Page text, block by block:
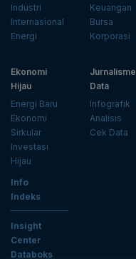
Industri
Internasional
Energi
Keuangan
Bursa
Korporasi
Ekonomi
Hijau
Energi Baru
Ekonomi
Sirkular
Investasi
Hijau
Jurnalisme
Data
Infografik
Analisis
Cek Data
Info
Indeks
Insight
Center
Databoks